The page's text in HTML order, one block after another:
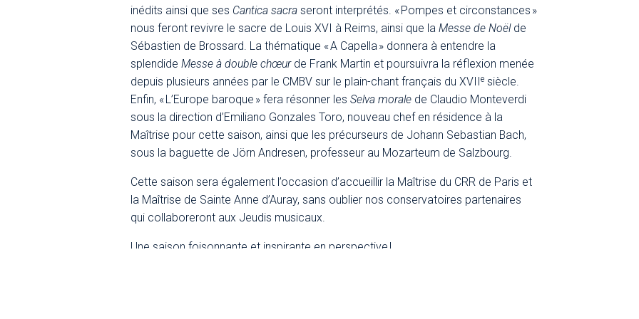
inédits ainsi que ses Cantica sacra seront interprétés. « Pompes et circonstances »
nous feront revivre le sacre de Louis XVI à Reims, ainsi que laMesse de Noël de
Sébastien de Brossard. La thématique « A Capella » donnera à entendre la
splendideMesse à double chœur de Frank Martin et poursuivra la réflexion menée
depuis plusieurs années par le CMBV sur le plain-chant français du XVIIe siècle.
Enfin, « L’Europe baroque » fera résonner lesSelva morale de Claudio Monteverdi
sous la direction d’Emiliano Gonzales Toro, nouveau chef en résidence à la
Maîtrise pour cette saison, ainsi que les précurseurs de Johann Sebastian Bach,
sous la baguette de Jörn Andresen, professeur au Mozarteum de Salzbourg.
Cette saison sera également l’occasion d’accueillir la Maîtrise du CRR de Paris et
la Maîtrise de Sainte Anne d’Auray, sans oublier nos conservatoires partenaires
qui collaboreront aux Jeudis musicaux.
Une saison foisonnante et inspirante en perspective !